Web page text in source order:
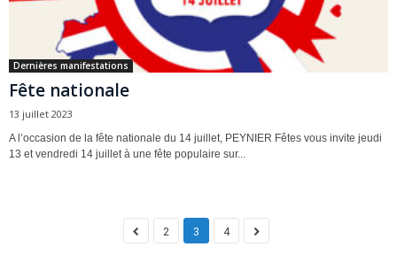
Dernières manifestations
Fête nationale
13 juillet 2023
A l’occasion de la fête nationale du 14 juillet, PEYNIER Fêtes vous invite jeudi
13 et vendredi 14 juillet à une fête populaire sur...
2 3 4